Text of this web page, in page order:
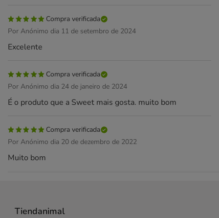
Compra verificada
Por Anónimo dia 11 de setembro de 2024
Excelente
Compra verificada
Por Anónimo dia 24 de janeiro de 2024
É o produto que a Sweet mais gosta. muito bom
Compra verificada
Por Anónimo dia 20 de dezembro de 2022
Muito bom
Tiendanimal